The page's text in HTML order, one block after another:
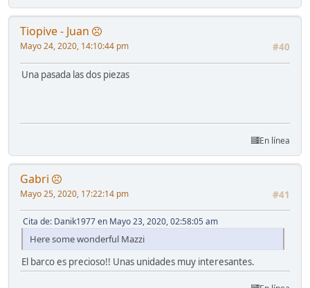
Tiopive - Juan
#40
Mayo 24, 2020, 14:10:44 pm
Una pasada las dos piezas
En línea
Gabri
#41
Mayo 25, 2020, 17:22:14 pm
Cita de: Danik1977 en Mayo 23, 2020, 02:58:05 am
Here some wonderful Mazzi
El barco es precioso!! Unas unidades muy interesantes.